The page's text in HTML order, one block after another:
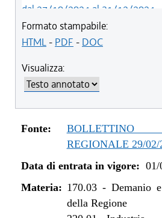
dal 27/10/2024 al 31/12/2024
dal 10/08/2024 al 26/10/2024
dal 01/01/2024 al 09/08/2024
dal 01/01/2023 al 28/02/2023
dal 06/11/2021 al 31/12/2022
dal 26/02/2021 al 05/11/2021
dal 26/06/2020 al 25/02/2021
dal 13/03/2020 al 25/06/2020
dal 01/01/2019 al 10/07/2019
dal 13/08/2016 al 31/12/2018
dal 23/07/2015 al 12/08/2016
Formato stampabile:
HTML- PDF - DOC
Visualizza:
Fonte:
REGIONALE 29/02/
Data di entrata in vigore: 01/
Materia: 170.03- Demanio
della Regione